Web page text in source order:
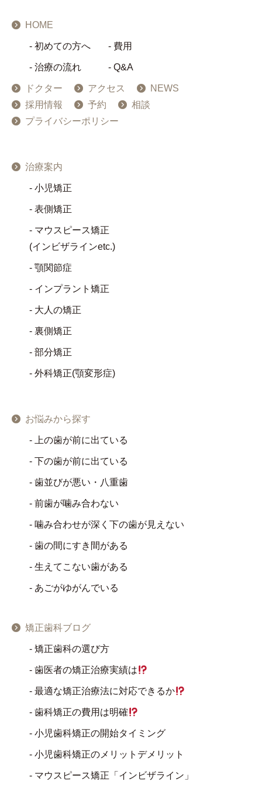
HOME
初めての方へ
治療の流れ
費用
Q&A
ドクター アクセス
NEWS
採用情報
予約
相談
プライバシーポリシー
治療案内
小児矯正
表側矯正
マウスピース矯正
(インビザラインetc.)
顎関節症
インプラント矯正
大人の矯正
裏側矯正
部分矯正
外科矯正(顎変形症)
お悩みから探す
上の歯が前に出ている
下の歯が前に出ている
歯並びが悪い・八重歯
前歯が噛み合わない
噛み合わせが深く下の歯が見えない
歯の間にすき間がある
生えてこない歯がある
あごがゆがんでいる
矯正歯科ブログ
矯正歯科の選び方
歯医者の矯正治療実績は
最適な矯正治療法に対応できるか
歯科矯正の費用は明確
小児歯科矯正の開始タイミング
小児歯科矯正のメリットデメリット
マウスピース矯正「インビザライン」